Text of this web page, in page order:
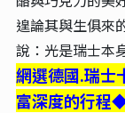
遑論其與生俱來
說：光是瑞士本
網選德國.瑞士
富深度的行程